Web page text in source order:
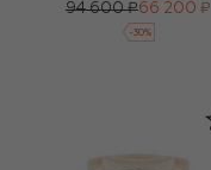
94 600 ₽66 200 ₽
-30%